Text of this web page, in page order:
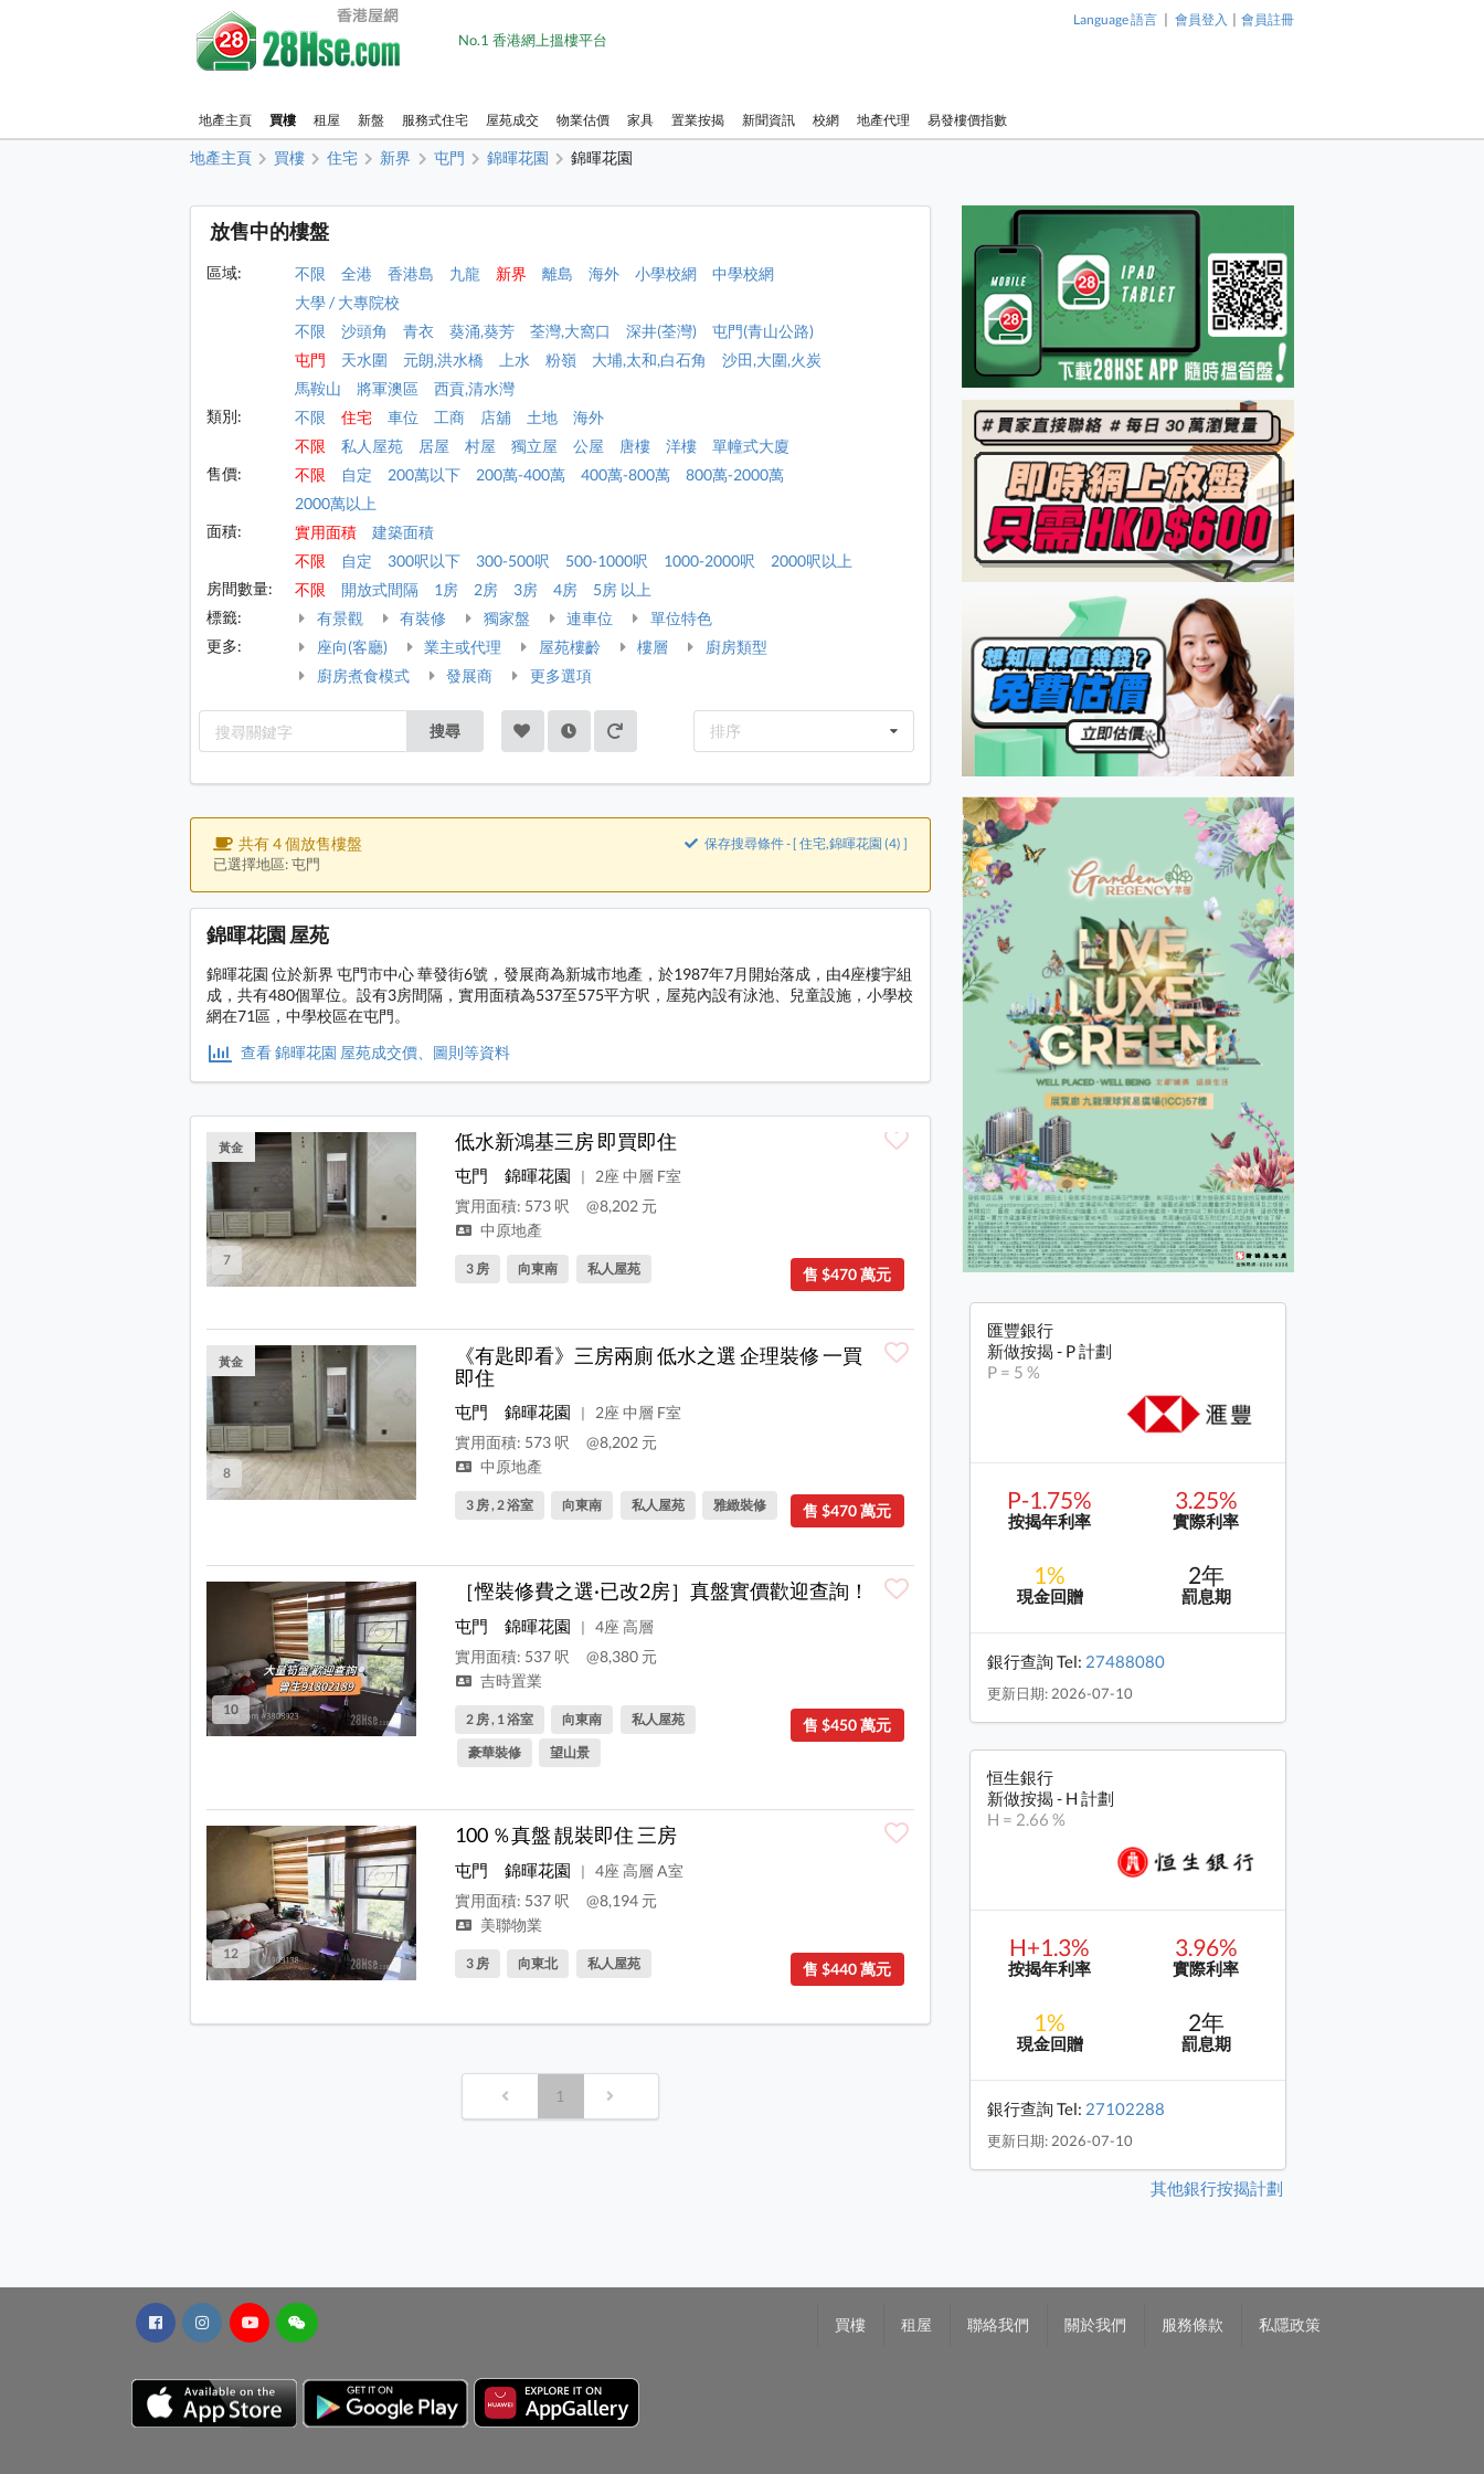
No.1 香港網上搵樓平台
Language 語言 | 會員登入 | 會員註冊
地產主頁 買樓 租屋 新盤 服務式住宅 屋苑成交 物業估價 家具 置業按揭 新聞資訊 校網 地產代理 易發樓價指數
地產主頁 買樓 住宅 新界 屯門 錦暉花園 錦暉花園
放售中的樓盤
區域: 不限 全港 香港島 九龍 新界 離島 海外 小學校網
中學校網
大學 / 大專院校
不限
沙頭角 青衣 葵涌,葵芳 荃灣,大窩口 深井(荃灣)
屯門(青山公路)
屯門
天水圍 元朗,洪水橋 上水 粉嶺 大埔,太和,白石角
沙田,大圍,火炭
馬鞍山
將軍澳區
西貢,清水灣
類別:
不限 住宅 車位 工商 店舖 土地
海外
不限
私人屋苑 居屋 村屋 獨立屋 公屋 唐樓 洋樓
單幢式大廈
售價:
不限 自定 200萬以下 200萬-400萬 400萬-800萬
800萬-2000萬
2000萬以上
面積:
實用面積
建築面積
不限
自定 300呎以下 300-500呎 500-1000呎 1000-2000呎
2000呎以上
房間數量:
不限 開放式間隔 1房 2房 3房 4房
5房 以上
標籤:
有景觀 有裝修 獨家盤 連車位
單位特色
更多:
座向(客廳) 業主或代理 屋苑樓齡 樓層
廚房類型
廚房煮食模式
發展商 更多選項
搜尋 排序
共有 4 個放售樓盤
已選擇地區: 屯門
保存搜尋條件 - [ 住宅,錦暉花園 (4) ]
錦暉花園 屋苑
錦暉花園 位於新界 屯門市中心 華發街6號，發展商為新城市地產，於1987年7月開始落成，由4座樓宇組
成，共有480個單位。設有3房間隔，實用面積為537至575平方呎，屋苑內設有泳池、兒童設施，小學校
網在71區，中學校區在屯門。
查看 錦暉花園 屋苑成交價、圖則等資料
7
黃金 低水新鴻基三房 即買即住
屯門 錦暉花園 |
2座 中層 F室
實用面積: 573 呎
@8,202 元
中原地產
售 $470 萬元
3 房 向東南 私人屋苑
8
黃金
《有匙即看》三房兩廁 低水之選 企理裝修 一買
即住
屯門 錦暉花園 |
2座 中層 F室
實用面積: 573 呎
@8,202 元
中原地產
售 $470 萬元
3 房 , 2 浴室 向東南 私人屋苑 雅緻裝修
10
［慳裝修費之選·已改2房］真盤實價歡迎查詢！
屯門 錦暉花園 |
4座 高層
實用面積: 537 呎
@8,380 元
吉時置業
售 $450 萬元
2 房 , 1 浴室 向東南
私人屋苑
豪華裝修
望山景
12
100 ％真盤 靚裝即住 三房
屯門 錦暉花園 |
4座 高層 A室
實用面積: 537 呎
@8,194 元
美聯物業
售 $440 萬元
3 房 向東北 私人屋苑
1
匯豐銀行
新做按揭 - P 計劃
P = 5 %
P-1.75%
按揭年利率
3.25%
實際利率
1%
現金回贈
2年
罰息期
銀行查詢 Tel: 27488080
更新日期: 2026-07-10
恒生銀行
新做按揭 - H 計劃
H = 2.66 %
H+1.3%
按揭年利率
3.96%
實際利率
1%
現金回贈
2年
罰息期
銀行查詢 Tel: 27102288
更新日期: 2026-07-10
其他銀行按揭計劃
買樓 租屋 聯絡我們 關於我們 服務條款 私隱政策